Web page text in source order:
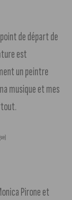
de départ de
est
un peintre
musique et mes
Pirone et